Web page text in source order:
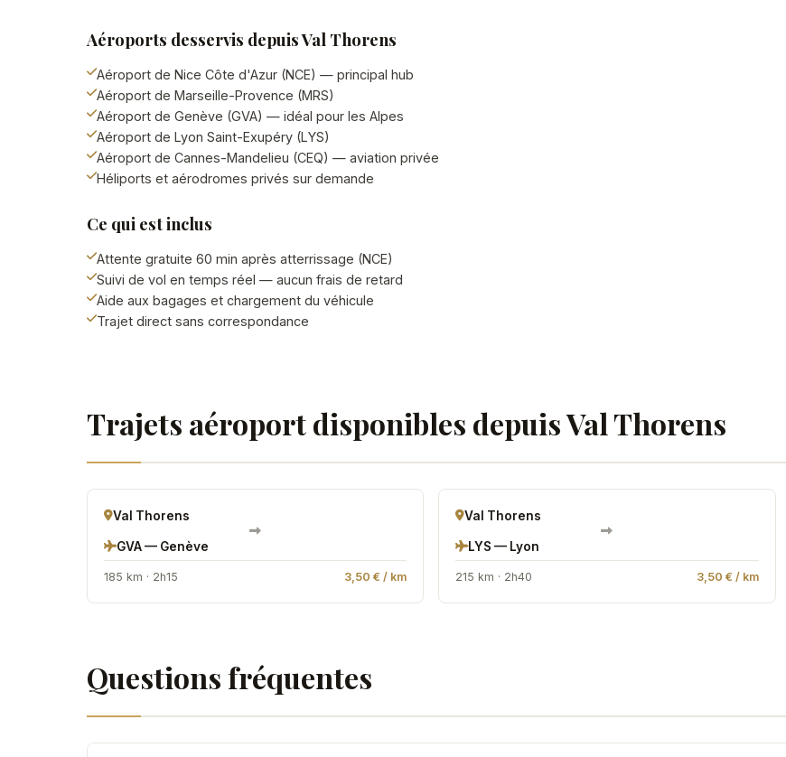
Aéroports desservis depuis Val Thorens
Aéroport de Nice Côte d'Azur (NCE) — principal hub
Aéroport de Marseille-Provence (MRS)
Aéroport de Genève (GVA) — idéal pour les Alpes
Aéroport de Lyon Saint-Exupéry (LYS)
Aéroport de Cannes-Mandelieu (CEQ) — aviation privée
Héliports et aérodromes privés sur demande
Ce qui est inclus
Attente gratuite 60 min après atterrissage (NCE)
Suivi de vol en temps réel — aucun frais de retard
Aide aux bagages et chargement du véhicule
Trajet direct sans correspondance
Trajets aéroport disponibles depuis Val Thorens
Val Thorens
GVA — Genève
185 km · 2h15 3,50 € / km
Val Thorens
LYS — Lyon
215 km · 2h40 3,50 € / km
Questions fréquentes